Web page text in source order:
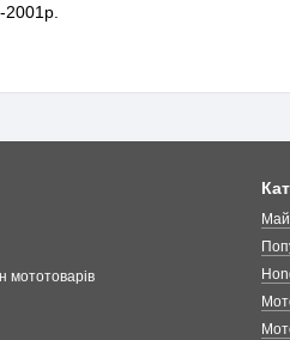
мототоварів